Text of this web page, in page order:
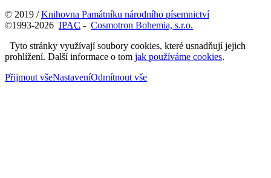
© 2019 /Knihovna Památníku národního písemnictví
©1993-2026 IPAC - Cosmotron Bohemia, s.r.o.
Tyto stránky využívají soubory cookies, které usnadňují jejich
prohlížení. Další informace o tom jak používáme cookies.
Přijmout všeNastaveníOdmítnout vše